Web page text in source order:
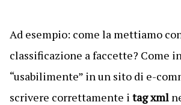
Ad esempio: come la mettiamo
classificazione a faccette? Come
“usabilimente” in un sito di e-
scrivere correttamente i tag xml